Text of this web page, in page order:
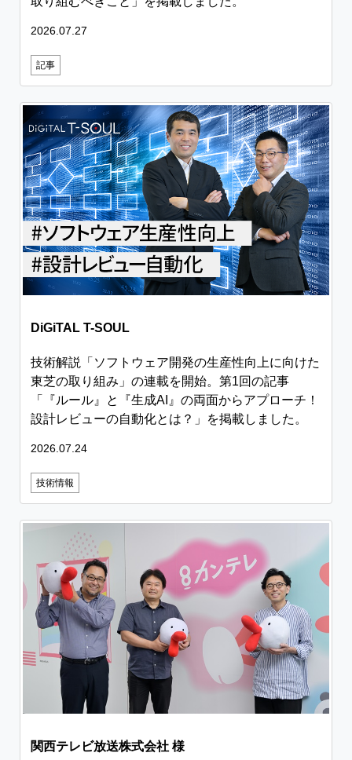
2026.07.27
記事
DiGiTAL T-SOUL
技術解説「ソフトウェア開発の生産性向上に向けた
東芝の取り組み」の連載を開始。第1回の記事
「『ルール』と『生成AI』の両面からアプローチ！
設計レビューの自動化とは？」を掲載しました。
2026.07.24
技術情報
関西テレビ放送株式会社 様